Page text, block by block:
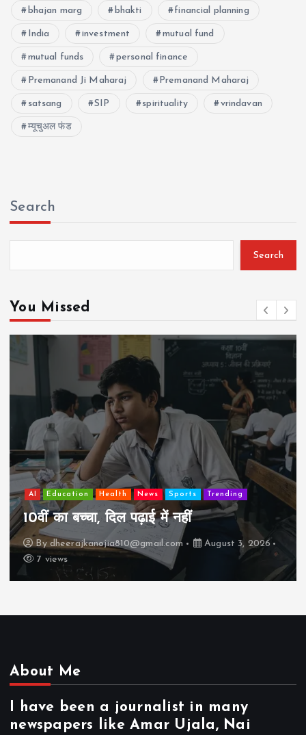
bhajan marg bhakti financial planning
India investment mutual fund
mutual funds personal finance
Premanand Ji Maharaj Premanand Maharaj
satsang SIP spirituality vrindavan
म्यूचुअल फंड
Search
Search
You Missed
AI Education Health News Sports Trending
10वीं का बच्चा, दिल पढ़ाई में नहीं
Bydheerajkanojia810@gmail.com
August 3, 2026
7 views
About Me
I have been a journalist in many
newspapers like Amar Ujala, Nai